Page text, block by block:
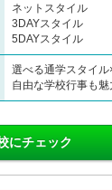
ネットスタイル
3DAYスタイル
5DAYスタイル
選べる通学スタイ
自由な学校行事も魅
にチェック